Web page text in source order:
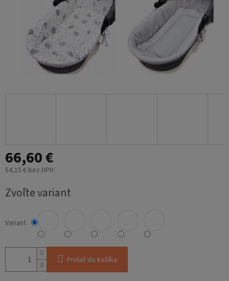
66,60 €
54,15 € bez DPH
cena:
Zvoľte variant
Variant
Pridať do košíka